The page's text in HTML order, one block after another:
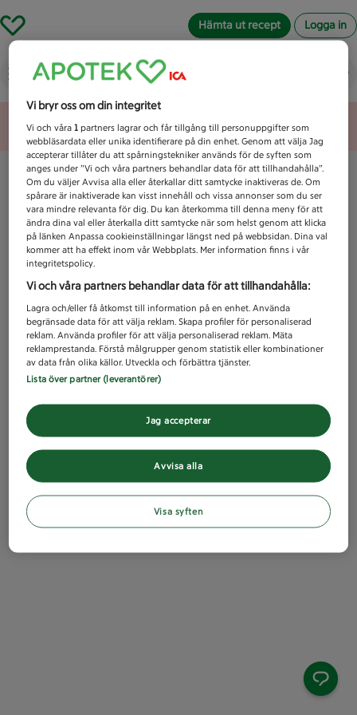
Hämta ut recept Logga in
Vad letar du efter idag?
Unknown error
Vi bryr oss om din integritet
Vi och våra1 partners lagrar och får tillgång till personuppgifter som
webbläsardata eller unika identifierare på din enhet. Genom att välja Jag
accepterar tillåter du att spårningstekniker används för de syften som
anges under ”Vi och våra partners behandlar data för att tillhandahålla”.
Om du väljer Avvisa alla eller återkallar ditt samtycke inaktiveras de. Om
spårare är inaktiverade kan visst innehåll och vissa annonser som du ser
vara mindre relevanta för dig. Du kan återkomma till denna meny för att
ändra dina val eller återkalla ditt samtycke när som helst genom att klicka
på länken Anpassa cookieinställningar längst ned på webbsidan. Dina val
kommer att ha effekt inom vår Webbplats. Mer information finns i vår
integritetspolicy.
Vi och våra partners behandlar data för att tillhandahålla:
Lagra och/eller få åtkomst till information på en enhet. Använda
begränsade data för att välja reklam. Skapa profiler för personaliserad
reklam. Använda profiler för att välja personaliserad reklam. Mäta
reklamprestanda. Förstå målgrupper genom statistik eller kombinationer
av data från olika källor. Utveckla och förbättra tjänster.
Lista över partner (leverantörer)
Avvisa alla
Jag accepterar
Visa syften